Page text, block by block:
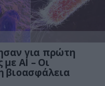
για πρώτη
με AI – Οι
βιοασφάλεια